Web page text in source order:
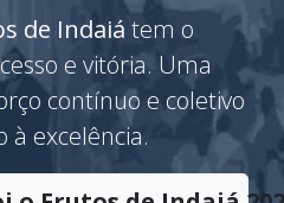
de Indaiá tem o
e vitória. Uma
contínuo e coletivo
à excelência.